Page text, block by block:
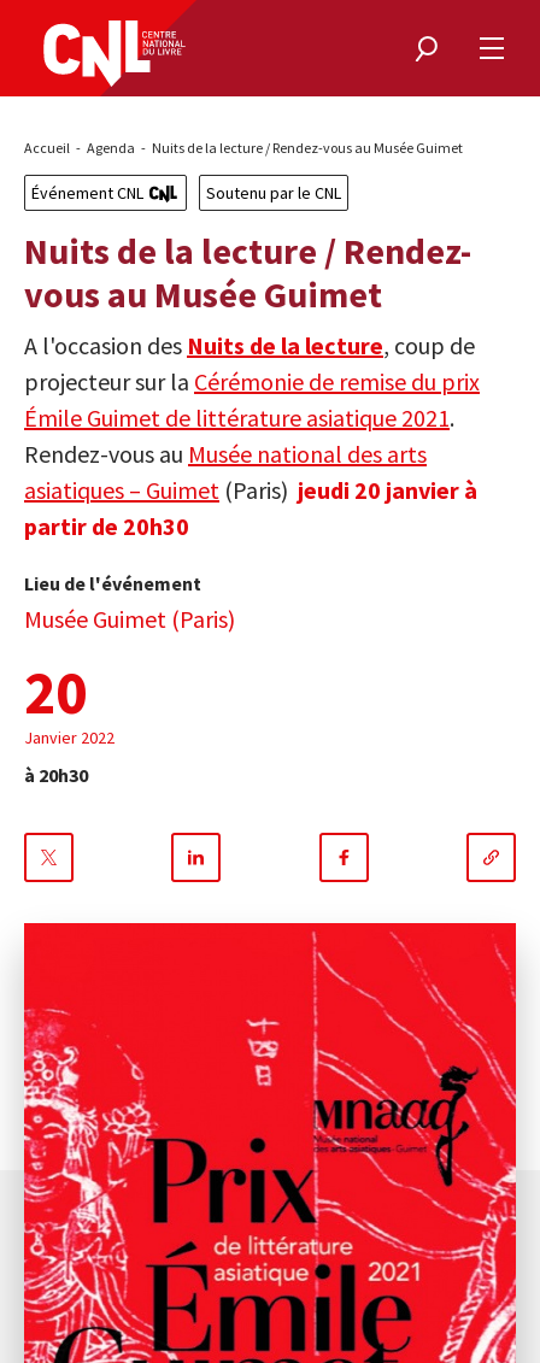
Rechercher
le
Fil
Accueil Agenda Nuits de la lecture / Rendez-vous au Musée Guimet
Événement CNL Soutenu par le CNL
Nuits de la lecture / Rendez-
vous au Musée Guimet
A l'occasion des Nuits de la lecture, coup de
projecteur sur la Cérémonie de remise du prix
Émile Guimet de littérature asiatique 2021.
Rendez-vous au Musée national des arts
asiatiques – Guimet (Paris) jeudi 20 janvier à
partir de 20h30
Lieu de l'événement
Musée Guimet (Paris)
20
Janvier 2022
à 20h30
sur
sur
sur
Facebook